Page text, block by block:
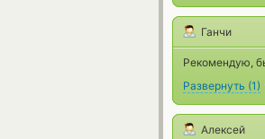
Ганчи
Рекомендую,
Развернуть (1)
Алексей